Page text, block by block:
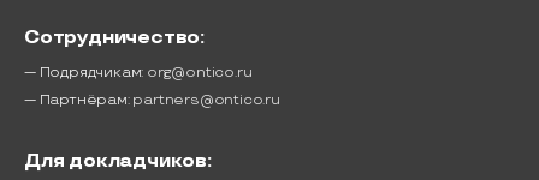
Сотрудничество:
— Подрядчикам: org@ontico.ru
— Партнёрам: partners@ontico.ru
Для докладчиков: